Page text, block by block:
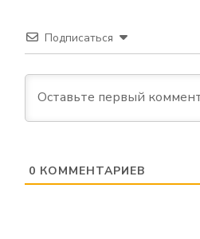
Подписаться
0 КОММЕНТАРИЕВ